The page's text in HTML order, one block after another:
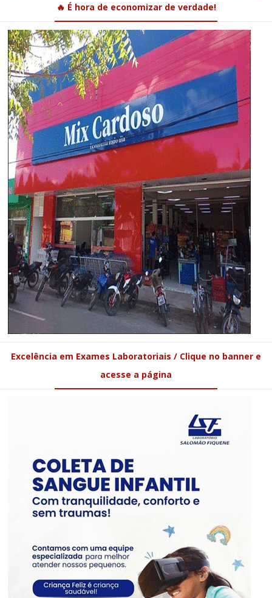
🔥 É hora de economizar de verdade!
Excelência em Exames Laboratoriais / Clique no banner e
acesse a página